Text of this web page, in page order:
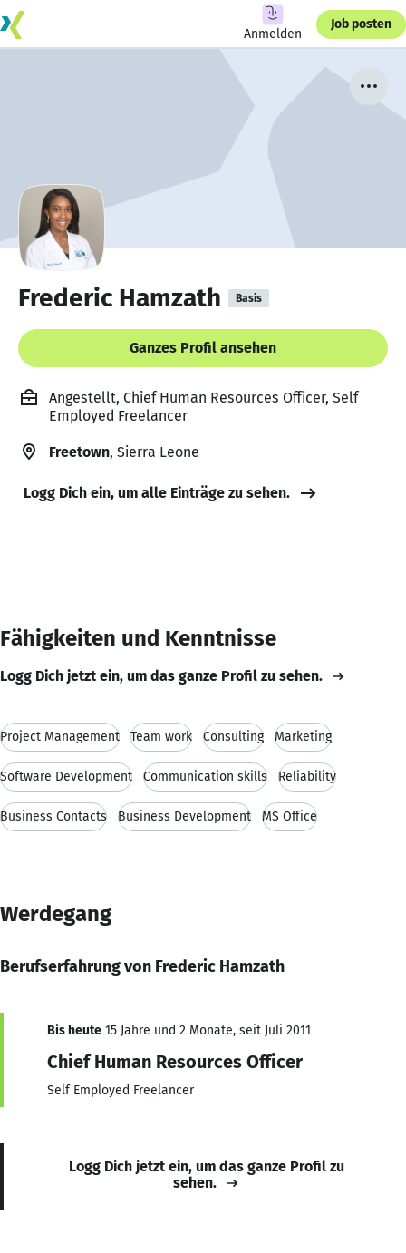
Anmelden
Job posten
Frederic Hamzath Basis
Ganzes Profil ansehen
Angestellt, Chief Human Resources Officer, Self
Employed Freelancer
Freetown, Sierra Leone
Logg Dich ein, um alle Einträge zu sehen.
Fähigkeiten und Kenntnisse
Logg Dich jetzt ein, um das ganze Profil zu sehen.
Project Management Team work Consulting Marketing
Software Development Communication skills Reliability
Business Contacts Business Development MS Office
Werdegang
Berufserfahrung von Frederic Hamzath
Bis heute 15 Jahre und 2 Monate, seit Juli 2011
Chief Human Resources Officer
Self Employed Freelancer
Logg Dich jetzt ein, um das ganze Profil zu
sehen.